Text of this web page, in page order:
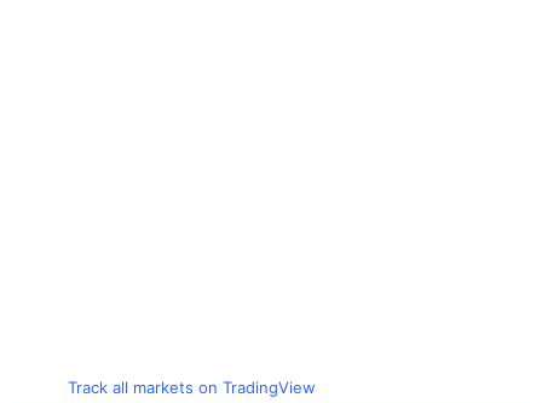
Track all markets on TradingView